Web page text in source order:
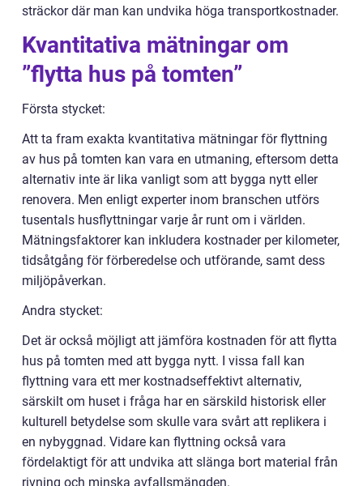
sträckor där man kan undvika höga transportkostnader.
Kvantitativa mätningar om
”flytta hus på tomten”
Första stycket:
Att ta fram exakta kvantitativa mätningar för flyttning
av hus på tomten kan vara en utmaning, eftersom detta
alternativ inte är lika vanligt som att bygga nytt eller
renovera. Men enligt experter inom branschen utförs
tusentals husflyttningar varje år runt om i världen.
Mätningsfaktorer kan inkludera kostnader per kilometer,
tidsåtgång för förberedelse och utförande, samt dess
miljöpåverkan.
Andra stycket:
Det är också möjligt att jämföra kostnaden för att flytta
hus på tomten med att bygga nytt. I vissa fall kan
flyttning vara ett mer kostnadseffektivt alternativ,
särskilt om huset i fråga har en särskild historisk eller
kulturell betydelse som skulle vara svårt att replikera i
en nybyggnad. Vidare kan flyttning också vara
fördelaktigt för att undvika att slänga bort material från
rivning och minska avfallsmängden.